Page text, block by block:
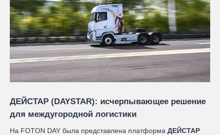
ДЕЙСТАР (DAYSTAR): исчерпывающее решение
для междугородной логистики
На FOTON DAY была представлена платформа ДЕЙСТАР